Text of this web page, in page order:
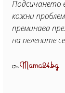
Подсичането
кожни
преминава
на пелените
ОтMama24.bg